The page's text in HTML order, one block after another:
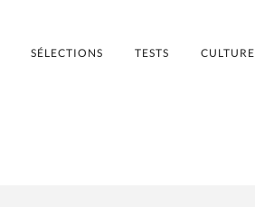
SÉLECTIONS TESTS CULTURE